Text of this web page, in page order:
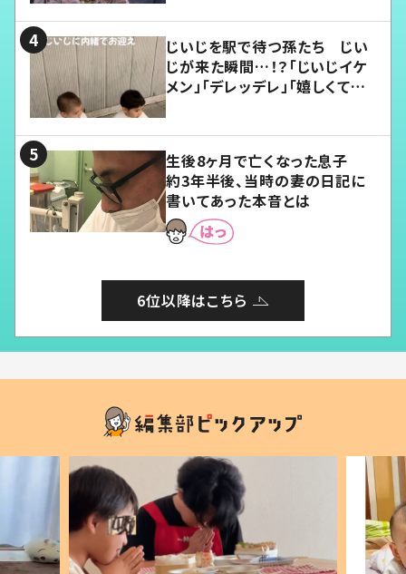
じいじを駅で待つ孫たち じい
じが来た瞬間…！？「じいじイケ
メン」「デレッデレ」「嬉しくて可
生後8ヶ月で亡くなった息子
約3年半後、当時の妻の日記に
書いてあった本音とは
6位以降はこちら